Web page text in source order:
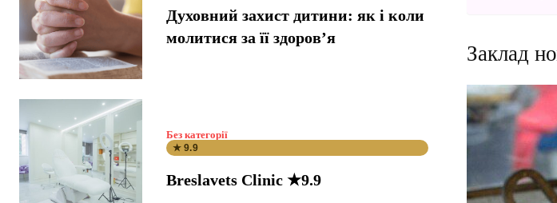
Духовний захист дитини: як і коли
молитися за її здоров’я
Без категорії
★ 9.9
Breslavets Clinic ★9.9
Заклад